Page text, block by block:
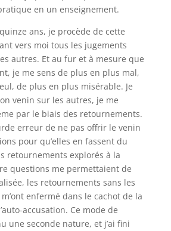
en un enseignement.
ans, je procède de cette
vers moi tous les jugements
autres. Et au fur et à mesure que
je me sens de plus en plus mal,
de plus en plus misérable. Je
venin sur les autres, je me
par le biais des retournements.
erreur de ne pas offrir le venin
pour qu’elles en fassent du
retournements explorés à la
questions me permettaient de
les retournements sans les
enfermé dans le cachot de la
accusation. Ce mode de
une seconde nature, et j’ai fini